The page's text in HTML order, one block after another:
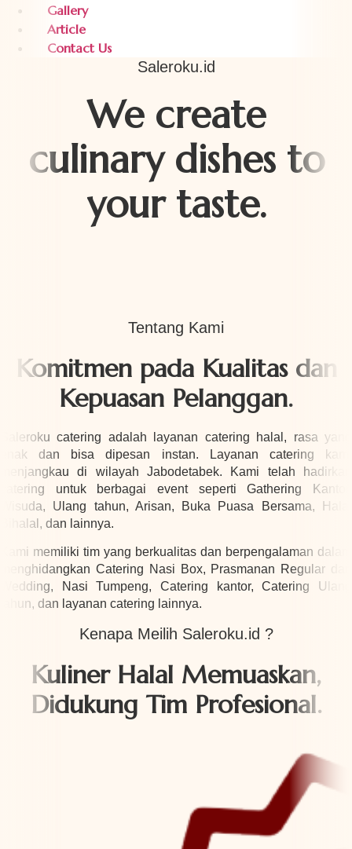
Gallery
Article
Contact Us
Saleroku.id
We create
culinary dishes to
your taste.
Tentang Kami
Komitmen pada Kualitas dan
Kepuasan Pelanggan.
Saleroku catering adalah layanan catering halal, rasa yang
enak dan bisa dipesan instan. Layanan catering kami
menjangkau di wilayah Jabodetabek. Kami telah hadirkan
catering untuk berbagai event seperti Gathering Kantor,
Wisuda, Ulang tahun, Arisan, Buka Puasa Bersama, Halal
Bihalal, dan lainnya.
Kami memiliki tim yang berkualitas dan berpengalaman dalam
menghidangkan Catering Nasi Box, Prasmanan Regular dan
Wedding, Nasi Tumpeng, Catering kantor, Catering Ulang
tahun, dan layanan catering lainnya.
Kenapa Meilih Saleroku.id ?
Kuliner Halal Memuaskan,
Didukung Tim Profesional.